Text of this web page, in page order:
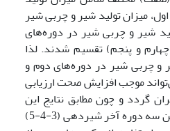
میزان تولید شیر و چربی شیر
شیر و چربی شیر در دوره‌های
و پنجم) تقسیم شدند. لذا
و چربی شیر در دوره‌های دوم و
موجب افزایش صحت ارزیابی
گردد و چون مطابق نتایج این
تحقیق همبستگی ژنتیکی بین سه دوره آخر شیردهی (3-4-5)